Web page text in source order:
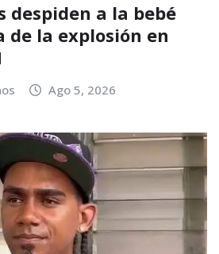
despiden a la bebé
la explosión en
Ago 5, 2026